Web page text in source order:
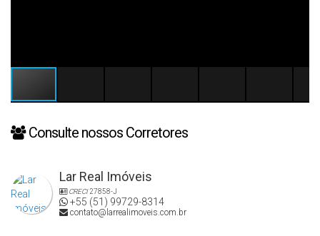
Consulte nossos Corretores
Lar Real Imóveis
CRECI27858-J
+55 (51) 99729-8314
contato@larrealimoveis.com.br